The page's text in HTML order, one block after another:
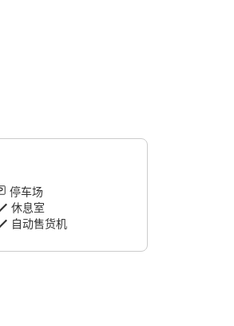
停车场
休息室
自动售货机